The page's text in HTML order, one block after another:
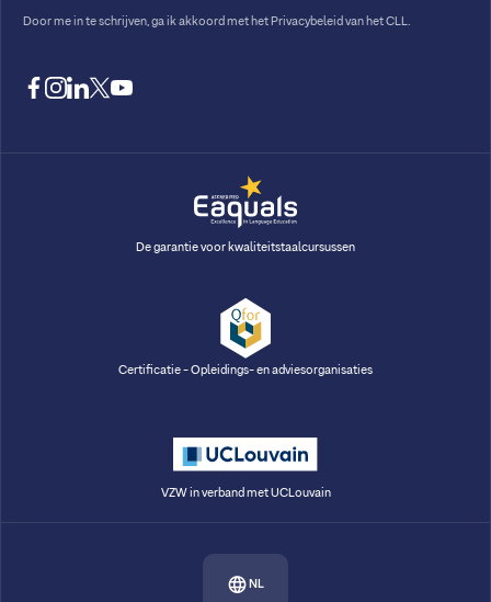
Door me in te schrijven, ga ik akkoord met het Privacybeleid van het CLL.
facebook
instagram
linkedin
twitteryoutube
De garantie voor kwaliteitstaalcursussen
Certificatie - Opleidings- en adviesorganisaties
VZW in verband met UCLouvain
NL